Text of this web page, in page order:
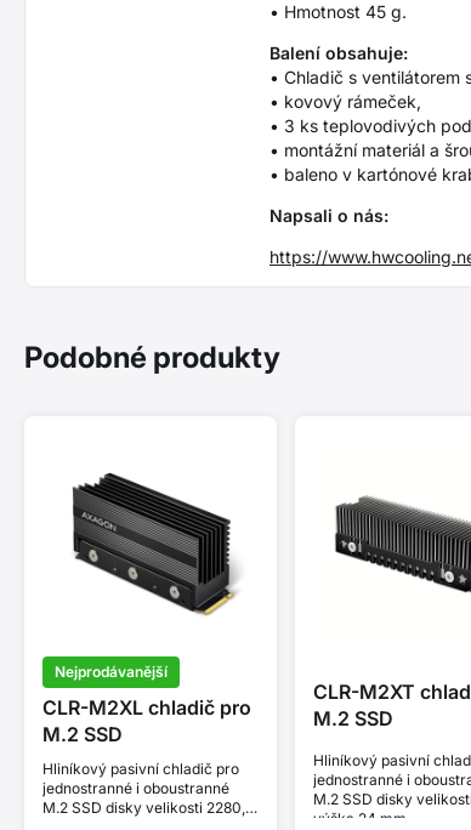
• Hmotnost 45 g.
Balení obsahuje:
• Chladič s ventilátorem
• kovový rámeček,
• 3 ks teplovodivých
• montážní materiál a
• baleno v kartónové
Napsali o nás:
https://
Podobné produkty
Nejprodávanější
CLR-M2XL chladič pro
M.2 SSD
Hliníkový pasivní chladič pro
jednostranné i oboustranné
M.2 SSD disky velikosti 2280,
CLR-M2XT
M.2 SSD
Hliníkový pasivní
jednostranné i
M.2 SSD disky
výška 24 mm.